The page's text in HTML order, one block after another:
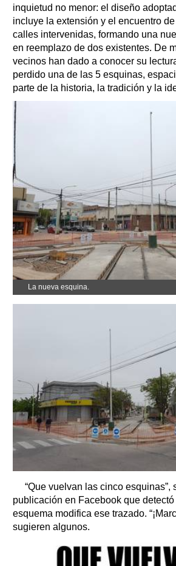
inquietud no menor: el diseño
incluye la extensión y el encuentro
calles intervenidas, formando una
en reemplazo de dos existentes. De
vecinos han dado a conocer su
perdido una de las 5 esquinas,
parte de la historia, la tradición y la
La nueva esquina.
“Que vuelvan las cinco esquinas”,
publicación en Facebook que
esquema modifica ese trazado.
sugieren algunos.